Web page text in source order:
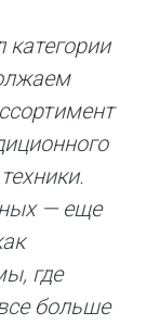
— еще
где
больше